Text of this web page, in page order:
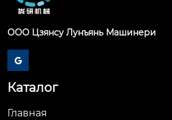
ООО Цзянсу Лунъянь Машинери

Каталог
Главная